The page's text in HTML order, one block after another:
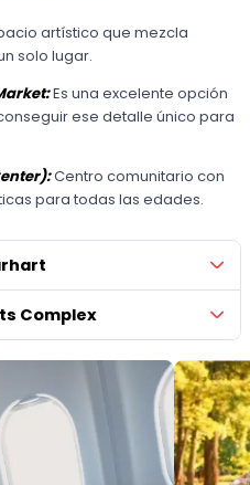
artístico que mezcla
solo lugar.
Es una excelente opción
ese detalle único para
Centro comunitario con
para todas las edades.
Complex